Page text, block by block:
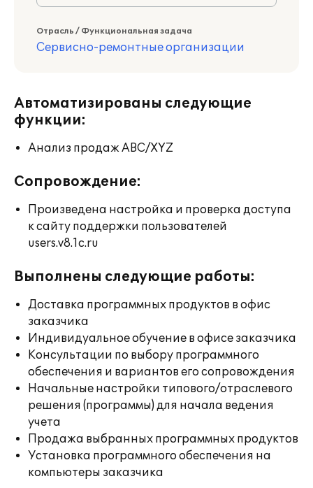
Отрасль / Функциональная задача
Сервисно-ремонтные организации
Автоматизированы следующие
функции:
Анализ продаж ABC/XYZ
Сопровождение:
Произведена настройка и проверка доступа
к сайту поддержки пользователей
users.v8.1c.ru
Выполнены следующие работы:
Доставка программных продуктов в офис
заказчика
Индивидуальное обучение в офисе заказчика
Консультации по выбору программного
обеспечения и вариантов его сопровождения
Начальные настройки типового/отраслевого
решения (программы) для начала ведения
учета
Продажа выбранных программных продуктов
Установка программного обеспечения на
компьютеры заказчика